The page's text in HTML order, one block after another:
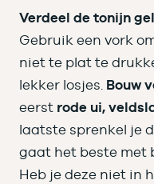
Verdeel de tonijn
Gebruik een vork
niet te plat te
lekker losjes. Bouw
eerst rode ui,
laatste sprenkel je
gaat het beste met
Heb je deze niet in